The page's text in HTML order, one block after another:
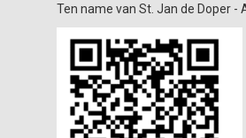
Ten name van St. Jan de Doper -